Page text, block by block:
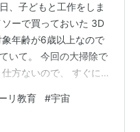
、子どもと工作をしま
ーで買っておいた 3D
年齢が6歳以上なので
いて。 今回の大掃除で
方ないので、 すぐに
あります。 簡単な部
は難しかったようで、
リ教育 #宇宙